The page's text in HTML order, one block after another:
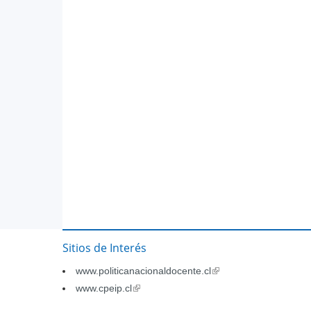
Sitios de Interés
www.politicanacionaldocente.cl(link
www.cpeip.cl(link